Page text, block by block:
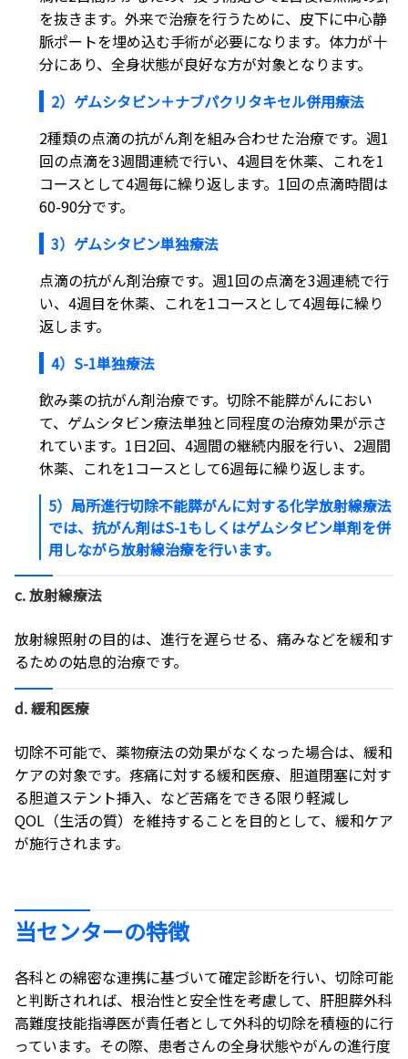
を抜きます。外来で治療を行うために、皮下に中心静
脈ポートを埋め込む手術が必要になります。体力が十
分にあり、全身状態が良好な方が対象となります。
2）ゲムシタビン＋ナブパクリタキセル併用療法
2種類の点滴の抗がん剤を組み合わせた治療です。週1
回の点滴を3週間連続で行い、4週目を休薬、これを1
コースとして4週毎に繰り返します。1回の点滴時間は
60-90分です。
3）ゲムシタビン単独療法
点滴の抗がん剤治療です。週1回の点滴を3週連続で行
い、4週目を休薬、これを1コースとして4週毎に繰り
返します。
4）S-1単独療法
飲み薬の抗がん剤治療です。切除不能膵がんにおい
て、ゲムシタビン療法単独と同程度の治療効果が示さ
れています。1日2回、4週間の継続内服を行い、2週間
休薬、これを1コースとして6週毎に繰り返します。
5）局所進行切除不能膵がんに対する化学放射線療法
では、抗がん剤はS-1もしくはゲムシタビン単剤を併
用しながら放射線治療を行います。
c. 放射線療法
放射線照射の目的は、進行を遅らせる、痛みなどを緩和す
るための姑息的治療です。
d. 緩和医療
切除不可能で、薬物療法の効果がなくなった場合は、緩和
ケアの対象です。疼痛に対する緩和医療、胆道閉塞に対す
る胆道ステント挿入、など苦痛をできる限り軽減し
QOL（生活の質）を維持することを目的として、緩和ケア
が施行されます。
当センターの特徴
各科との綿密な連携に基づいて確定診断を行い、切除可能
と判断されれば、根治性と安全性を考慮して、肝胆膵外科
高難度技能指導医が責任者として外科的切除を積極的に行
っています。その際、患者さんの全身状態やがんの進行度